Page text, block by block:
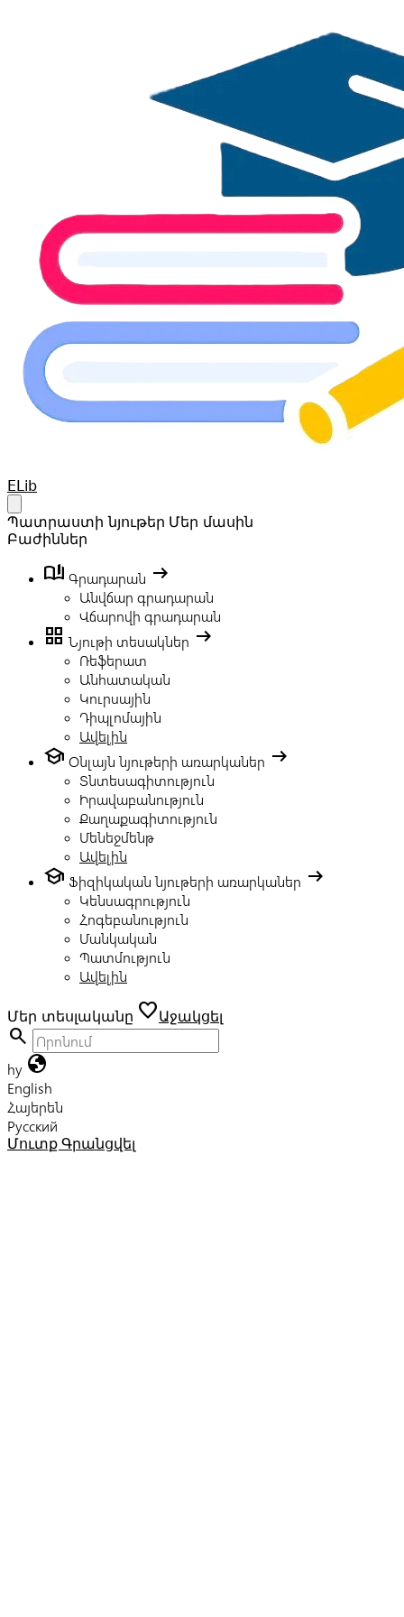
Your Company
ELib
Պատրաստի նյութեր Մեր մասին
Բաժիններ
book_ribbon Գրադարան arrow_right_alt
Անվճար գրադարան
Վճարովի գրադարան
grid_view Նյութի տեսակներ arrow_right_alt
Ռեֆերատ
Անհատական
Կուրսային
Դիպլոմային
Ավելին
school Օնլայն նյութերի առարկաներ arrow_right_alt
Տնտեսագիտություն
Իրավաբանություն
Քաղաքագիտություն
Մենեջմենթ
Ավելին
school Ֆիզիկական նյութերի առարկաներ arrow_right_alt
Կենսագրություն
Հոգեբանություն
Մանկական
Պատմություն
Ավելին
Մեր տեսլականը favoriteԱջակցել
search
hy globe
English
Հայերեն
Русский
Մուտք Գրանցվել